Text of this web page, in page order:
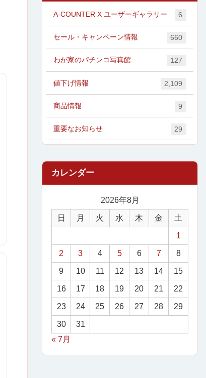
A-COUNTER X ユーザーギャラリー 6
セール・キャンペーン情報 660
わが家のパチンコ写真館 127
値下げ情報 2,109
商品情報 9
重要なお知らせ 29
2026年8月
日 月 火 水 木 金 土
1
2 3 4 5 6 7 8
9 10 11 12 13 14 15
16 17 18 19 20 21 22
23 24 25 26 27 28 29
30
31
« 7月